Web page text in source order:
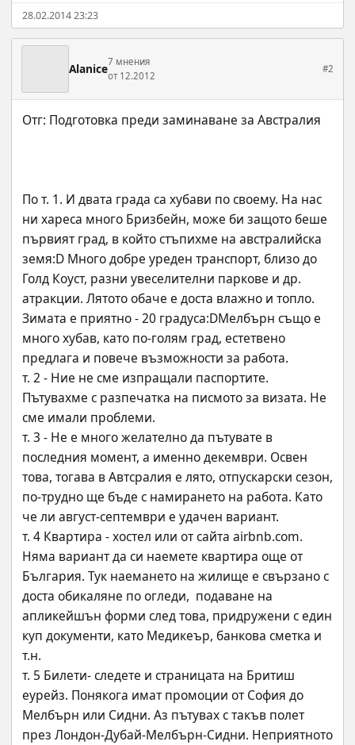
28.02.2014 23:23
Alanice7 мнения
от 12.2012
#2
По т. 1. И двата града са хубави по своему. На нас
ни хареса много Бризбейн, може би защото беше
първият град, в който стъпихме на австралийска
земя:D Много добре уреден транспорт, близо до
Голд Коуст, разни увеселителни паркове и др.
атракции. Лятото обаче е доста влажно и топло.
Зимата е приятно - 20 градуса:DМелбърн също е
много хубав, като по-голям град, естетвено
предлага и повече възможности за работа.
т. 2 - Ние не сме изпращали паспортите.
Пътувахме с разпечатка на писмото за визата. Не
сме имали проблеми.
т. 3 - Не е много желателно да пътувате в
последния момент, а именно декември. Освен
това, тогава в Автсралия е лято, отпускарски сезон,
по-трудно ще бъде с намирането на работа. Като
че ли август-септември е удачен вариант.
т. 4 Квартира - хостел или от сайта airbnb.com.
Няма вариант да си наемете квартира още от
България. Тук наемането на жилище е свързано с
доста обикаляне по огледи,  подаване на
апликейшън форми след това, придружени с един
куп документи, като Медикеър, банкова сметка и
т.н.
т. 5 Билети- следете и страницата на Бритиш
еурейз. Понякога имат промоции от София до
Мелбърн или Сидни. Аз пътувах с такъв полет
през Лондон-Дубай-Мелбърн-Сидни. Неприятното